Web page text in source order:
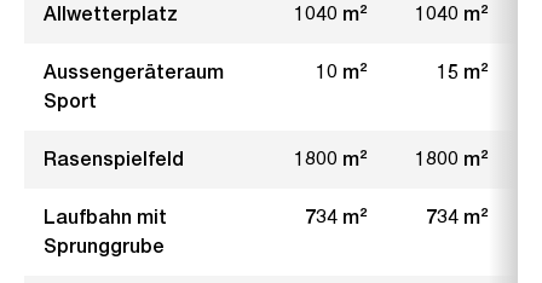
a
n
c
t
Allwetterplatz 1040 m² 1040 m²
Aussengeräteraum
Sport
10 m² 15 m²
Rasenspielfeld 1800 m² 1800 m²
Laufbahn mit
Sprunggrube
734 m² 734 m²